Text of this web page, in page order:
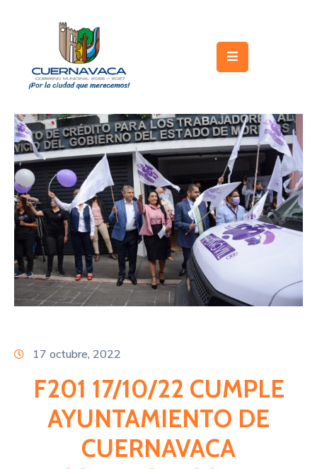
Gobierno
Turismo
Trámites
y
Servicios
Licitaciones
Transparencia
Directorio
17 octubre, 2022
F201 17/10/22 CUMPLE
AYUNTAMIENTO DE
CUERNAVACA